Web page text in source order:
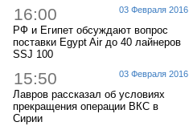
03 Февраля 2016
16:00
РФ и Египет обсуждают вопрос
поставки Egypt Air до 40 лайнеров
SSJ 100
03 Февраля 2016
15:50
Лавров рассказал об условиях
прекращения операции ВКС в
Сирии